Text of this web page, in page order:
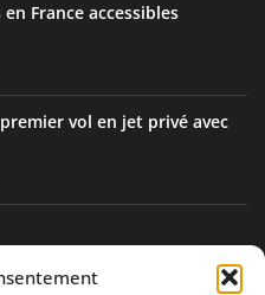
France accessibles
vol en jet privé avec